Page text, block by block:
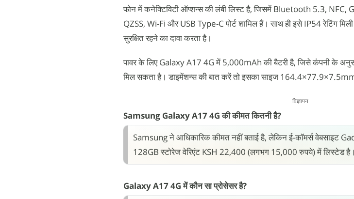
फोन में कनेक्टिविटी ऑप्शन्स की लंबी लिस्ट है, जिसमें Bluetooth 5.3, NFC,
QZSS, Wi-Fi और USB Type-C पोर्ट शामिल हैं। साथ ही इसे IP54 रेटिंग
सुरक्षित रहने का दावा करता है।
पावर के लिए Galaxy A17 4G में 5,000mAh की बैटरी है, जिसे कंपनी के
मिल सकता है। डाइमेंशन्स की बात करें तो इसका साइज
विज्ञापन
Samsung Galaxy A17 4G की कीमत कितनी है?
Samsung ने आधिकारिक कीमत नहीं बताई है, लेकिन ई-कॉमर्स वेबसाइट
128GB स्टोरेज वेरिएंट KSH 22,400 (लगभग 15,000 रुपये) में लिस्टेड है।
Galaxy A17 4G में कौन सा प्रोसेसर है?